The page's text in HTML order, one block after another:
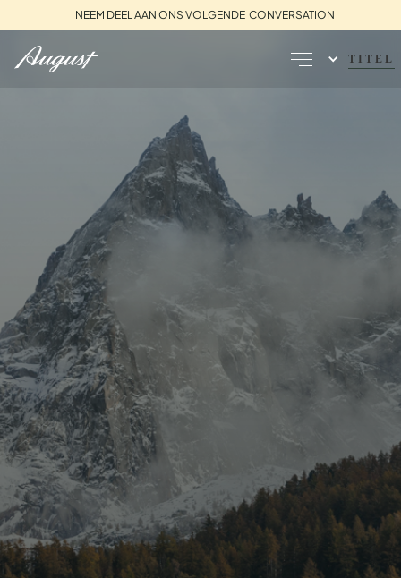
NEEM DEEL AAN ONS VOLGENDE CONVERSATION
TITEL